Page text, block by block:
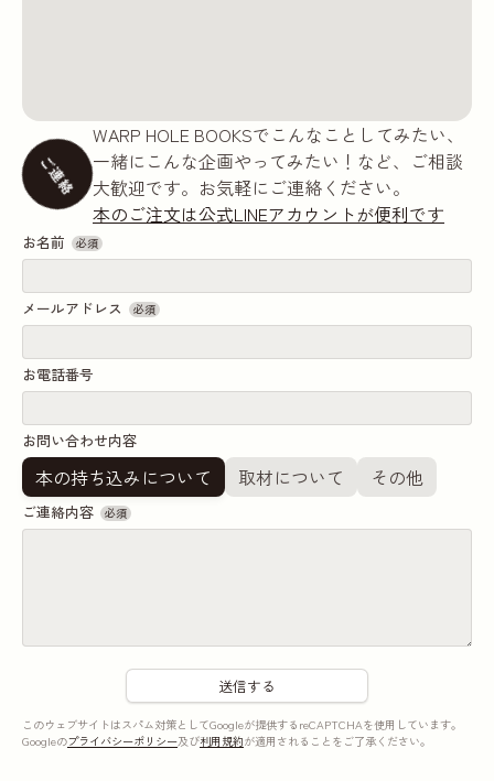
ご連絡
WARP HOLE BOOKSでこんなことしてみたい、
一緒にこんな企画やってみたい！など、ご相談
大歓迎です。お気軽にご連絡ください。
本のご注文は公式LINEアカウントが便利です
お名前 必須
メールアドレス 必須
お電話番号
お問い合わせ内容
本の持ち込みについて 取材について その他
ご連絡内容 必須
このウェブサイトはスパム対策としてGoogleが提供するreCAPTCHAを使用しています。
Googleのプライバシーポリシー及び利用規約が適用されることをご了承ください。